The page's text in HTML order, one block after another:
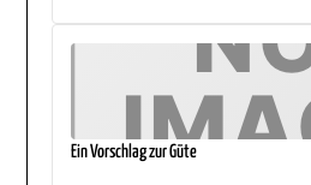
Ein Vorschlag zur Güte